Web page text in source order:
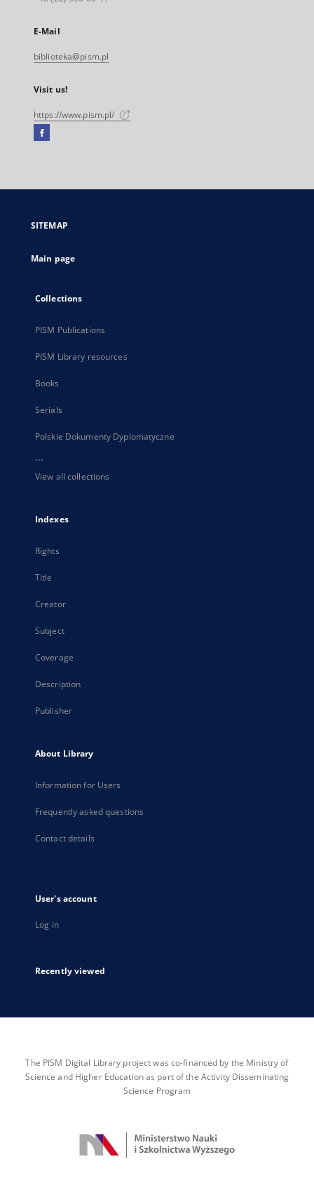
E-Mail
biblioteka@pism.pl
Visit us!
https://www.pism.pl/
Facebook
open
new
SITEMAP
Main page
Collections
PISM Publications
PISM Library resources
Books
Serials
Polskie Dokumenty Dyplomatyczne
...
View all collections
Indexes
Rights
Title
Creator
Subject
Coverage
Description
Publisher
About Library
Information for Users
Frequently asked questions
Contact details
User's account
Log in
Recently viewed
The PISM Digital Library project was co-financed by the Ministry of
Science and Higher Education as part of the Activity Disseminating
Science Program